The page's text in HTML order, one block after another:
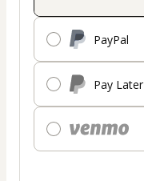
PayPal
Pay Later